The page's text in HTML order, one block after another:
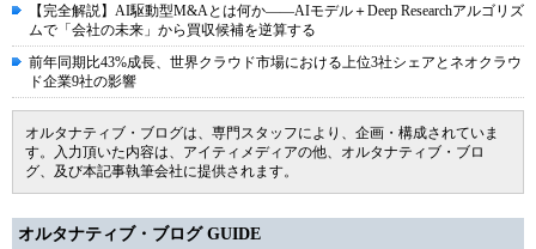
【完全解説】AI駆動型M&Aとは何か――AIモデル＋Deep Researchアルゴリズ
ムで「会社の未来」から買収候補を逆算する
前年同期比43%成長、世界クラウド市場における上位3社シェアとネオクラウ
ド企業9社の影響
オルタナティブ・ブログは、専門スタッフにより、企画・構成されていま
す。入力頂いた内容は、アイティメディアの他、オルタナティブ・ブロ
グ、及び本記事執筆会社に提供されます。
オルタナティブ・ブログ GUIDE